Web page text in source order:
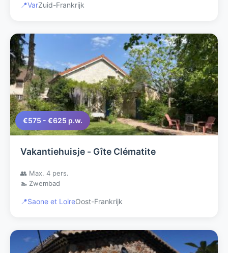
📍VarZuid-Frankrijk
€575 - €625 p.w.
Vakantiehuisje - Gîte Clématite
👥 Max. 4 pers.
🏊 Zwembad
📍Saone et LoireOost-Frankrijk